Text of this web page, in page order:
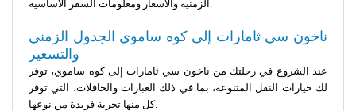
ناخون سي ثامارات إلى كوه ساموي الجدول الزمني
والتسعير
عند الشروع في رحلتك من ناخون سي ثامارات إلى كوه ساموي، توفر
لك خيارات النقل المتنوعة، بما في ذلك العبارات والحافلات، التي توفر
كل منها تجربة فريدة من نوعها.